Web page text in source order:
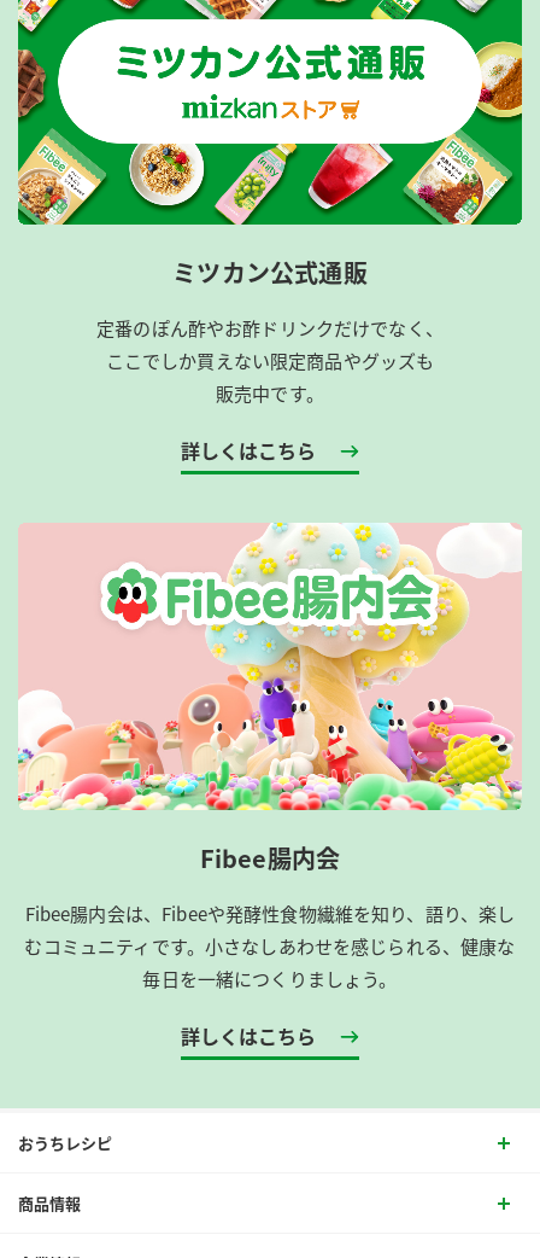
ミツカン公式通販
定番のぽん酢やお酢ドリンクだけでなく、
ここでしか買えない限定商品やグッズも
販売中です。
詳しくはこちら
Fibee腸内会
Fibee腸内会は、​Fibeeや発酵性食物繊維を知り、語り、楽し
むコミュニティです。​小さなしあわせを感じられる、健康な
毎日を一緒につくりましょう。
詳しくはこちら
おうちレシピ
商品情報